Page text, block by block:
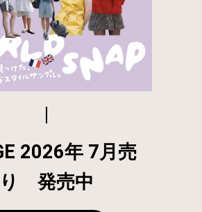
2026年 7月売
り 発売中